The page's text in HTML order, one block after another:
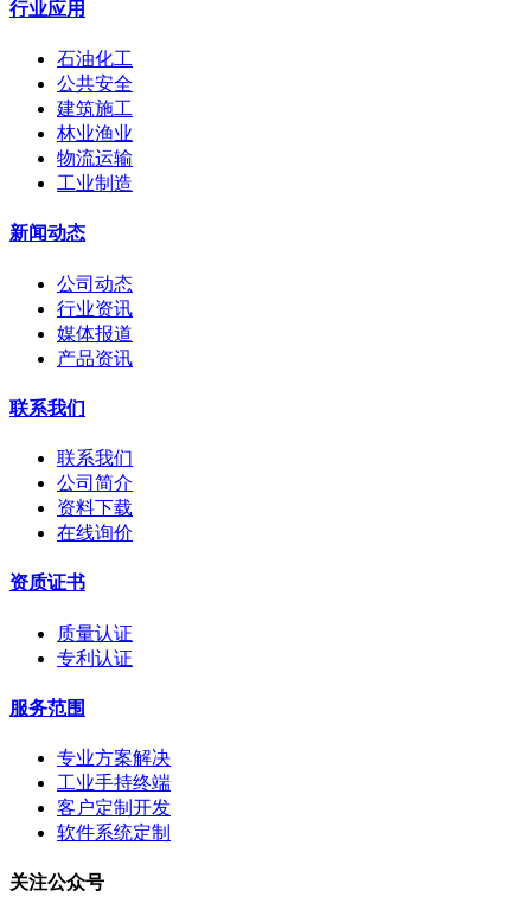
行业应用
石油化工
公共安全
建筑施工
林业渔业
物流运输
工业制造
新闻动态
公司动态
行业资讯
媒体报道
产品资讯
联系我们
联系我们
公司简介
资料下载
在线询价
资质证书
质量认证
专利认证
服务范围
专业方案解决
工业手持终端
客户定制开发
软件系统定制
关注公众号